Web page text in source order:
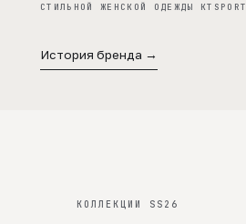
СТИЛЬНОЙ ЖЕНСКОЙ ОДЕЖДЫ KTSPORT
История бренда →
КОЛЛЕКЦИИ SS26